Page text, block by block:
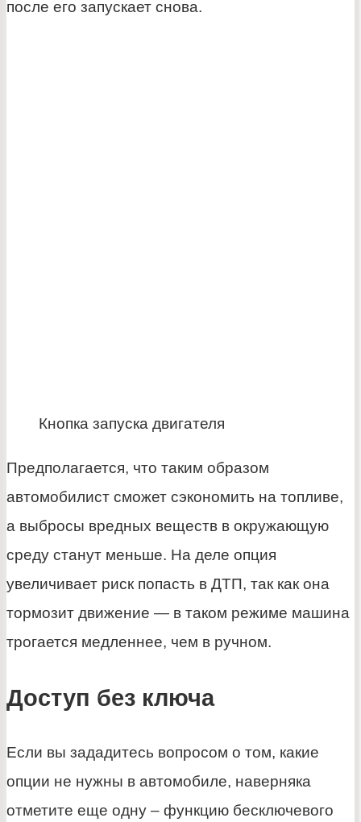
после его запускает снова.
Кнопка запуска двигателя
Предполагается, что таким образом
автомобилист сможет сэкономить на топливе,
а выбросы вредных веществ в окружающую
среду станут меньше. На деле опция
увеличивает риск попасть в ДТП, так как она
тормозит движение — в таком режиме машина
трогается медленнее, чем в ручном.
Доступ без ключа
Если вы зададитесь вопросом о том, какие
опции не нужны в автомобиле, наверняка
отметите еще одну – функцию бесключевого